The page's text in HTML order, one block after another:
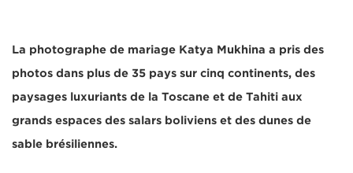
La photographe de mariage Katya Mukhina a pris des
photos dans plus de 35 pays sur cinq continents, des
paysages luxuriants de la Toscane et de Tahiti aux
grands espaces des salars boliviens et des dunes de
sable brésiliennes.